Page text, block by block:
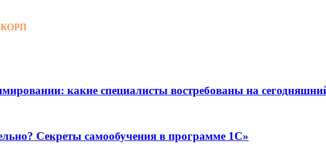
КОРП
какие специалисты востребованы на
Секреты самообучения в программе 1С»